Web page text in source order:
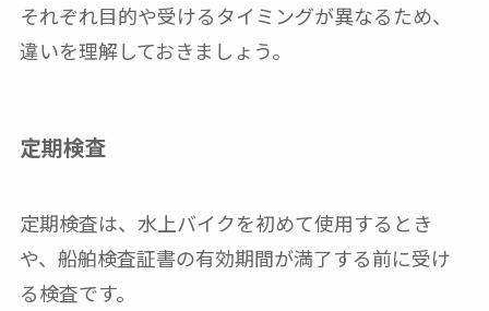
それぞれ目的や受けるタイミングが異なるため、
違いを理解しておきましょう。
定期検査
定期検査は、水上バイクを初めて使用するとき
や、船舶検査証書の有効期間が満了する前に受け
る検査です。